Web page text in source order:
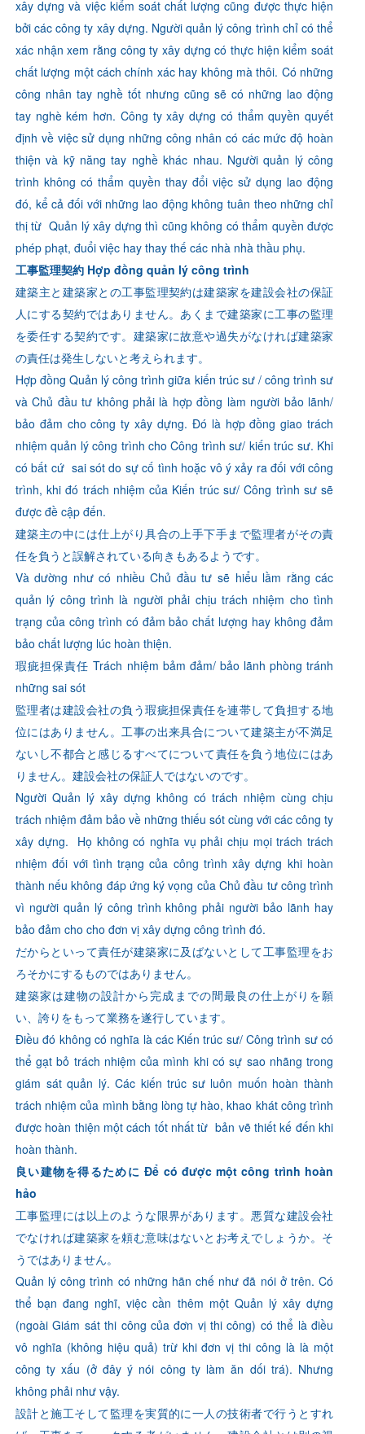
xây dựng và việc kiểm soát chất lượng cũng được thực hiện
bởi các công ty xây dựng. Người quản lý công trình chỉ có thể
xác nhận xem rằng công ty xây dựng có thực hiện kiểm soát
chất lượng một cách chính xác hay không mà thôi. Có những
công nhân tay nghề tốt nhưng cũng sẽ có những lao động
tay nghè kém hơn. Công ty xây dựng có thẩm quyền quyết
định về việc sử dụng những công nhân có các mức độ hoàn
thiện và kỹ năng tay nghề khác nhau. Người quản lý công
trình không có thẩm quyền thay đổi việc sử dụng lao động
đó, kể cả đối với những lao động không tuân theo những chỉ
thị từ Quản lý xây dựng thì cũng không có thẩm quyền được
phép phạt, đuổi việc hay thay thế các nhà nhà thầu phụ.
工事監理契約 Hợp đồng quản lý công trình
建築主と建築家との工事監理契約は建築家を建設会社の保証
人にする契約ではありません。あくまで建築家に工事の監理
を委任する契約です。建築家に故意や過失がなければ建築家
の責任は発生しないと考えられます。
Hợp đồng Quản lý công trình giữa kiến trúc sư / công trình sư
và Chủ đầu tư không phải là hợp đồng làm người bảo lãnh/
bảo đảm cho công ty xây dựng. Đó là hợp đồng giao trách
nhiệm quản lý công trình cho Công trình sư/ kiến trúc sư. Khi
có bất cứ sai sót do sự cố tình hoặc vô ý xảy ra đối với công
trình, khi đó trách nhiệm của Kiến trúc sư/ Công trình sư sẽ
được đề cập đến.
建築主の中には仕上がり具合の上手下手まで監理者がその責
任を負うと誤解されている向きもあるようです。
Và dường như có nhiều Chủ đầu tư sẽ hiểu lầm rằng các
quản lý công trình là người phải chịu trách nhiệm cho tình
trạng của công trình có đảm bảo chất lượng hay không đảm
bảo chất lượng lúc hoàn thiện.
瑕疵担保責任 Trách nhiệm bảm đảm/ bảo lãnh phòng tránh
những sai sót
監理者は建設会社の負う瑕疵担保責任を連帯して負担する地
位にはありません。工事の出来具合について建築主が不満足
ないし不都合と感じるすべてについて責任を負う地位にはあ
りません。建設会社の保証人ではないのです。
Người Quản lý xây dựng không có trách nhiệm cùng chịu
trách nhiệm đảm bảo về những thiếu sót cùng với các công ty
xây dựng. Họ không có nghĩa vụ phải chịu mọi trách trách
nhiệm đối với tình trạng của công trình xây dựng khi hoàn
thành nếu không đáp ứng ký vọng của Chủ đầu tư công trình
vì người quản lý công trình không phải người bảo lãnh hay
bảo đảm cho cho đơn vị xây dựng công trình đó.
だからといって責任が建築家に及ばないとして工事監理をお
ろそかにするものではありません。
建築家は建物の設計から完成までの間最良の仕上がりを願
い、誇りをもって業務を遂行しています。
Điều đó không có nghĩa là các Kiến trúc sư/ Công trình sư có
thể gạt bỏ trách nhiệm của mình khi có sự sao nhãng trong
giám sát quản lý. Các kiến trúc sư luôn muốn hoàn thành
trách nhiệm của mình bằng lòng tự hào, khao khát công trình
được hoàn thiện một cách tốt nhất từ bản vẽ thiết kế đến khi
hoàn thành.
良い建物を得るために Để có được một công trình hoàn
hảo
工事監理には以上のような限界があります。悪質な建設会社
でなければ建築家を頼む意味はないとお考えでしょうか。そ
うではありません。
Quản lý công trình có những hãn chế như đã nói ở trên. Có
thể bạn đang nghĩ, việc cần thêm một Quản lý xây dựng
(ngoài Giám sát thi công của đơn vị thi công) có thể là điều
vô nghĩa (không hiệu quả) trừ khi đơn vị thi công là là một
công ty xấu (ở đây ý nói công ty làm ăn dối trá). Nhưng
không phải như vậy.
設計と施工そして監理を実質的に一人の技術者で行うとすれ